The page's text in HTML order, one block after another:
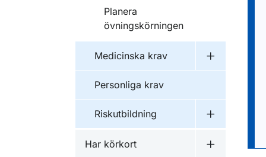
Planera
övningskörningen
Medicinska krav
Undermeny
Personliga krav
Riskutbildning
Undermeny
Har körkort